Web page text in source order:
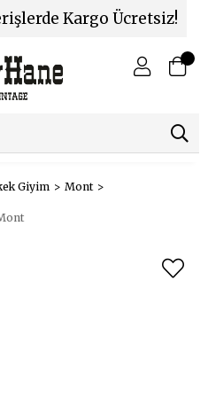
Kargo Ücretsiz!
Giyim Mont